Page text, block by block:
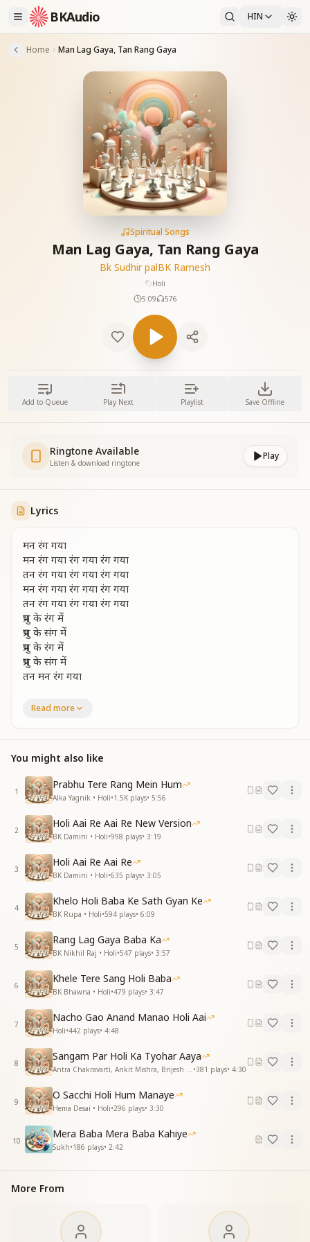
BKAudio HIN
Home Man Lag Gaya, Tan Rang Gaya
Spiritual Songs
Man Lag Gaya, Tan Rang Gaya
Bk Sudhir palBK Ramesh
Holi
5:09
576
Add to Queue Play Next Playlist Save Offline
Ringtone Available
Listen & download ringtone
Play
Lyrics
मन रंग गया
मन रंग गया रंग गया रंग गया
तन रंग गया रंग गया रंग गया
मन रंग गया रंग गया रंग गया
तन रंग गया रंग गया रंग गया
प्रभु के रंग में
प्रभु के संग में
प्रभु के रंग में
प्रभु के संग में
तन मन रंग गया
The mind has been colored, colored, colored.
The mind has been colored, colored, colored.
The body has been colored, colored, colored.
In the color of the Lord.
In the company of the Lord.
In the color of the Lord.
In the company of the Lord.
Both body and mind have been colored in God’s
divine remembrance.
होली रे होली बड़ी निराली
है मतवाली लाई खुशहाली
यही तो सच्ची सच्ची होली
यही तो सच्ची सच्ची होली
प्रभु के संग की है सच्ची होली
प्रभु के संग की है सच्ची होली
रंग गुलाल उड़े गुणों के
चलाए ज्ञान पिचकारी
मिटादे सारे शिकवे गिले
भुला दे बाते दुख कारी
रंग गुलाल उड़े गुणों के
चलाए ज्ञान पिचकारी
मिटादे सारे शिकवे गिले
भुला दे बाते दुख कारी
लगाके सबको स्नेह के रंग से दे उपहार
खुशियों से भरा भरा हो अपना ये संसार
होली रे होली बड़ी निराली
है मतवाली लाई खुशहाली
यही तो सच्ची सच्ची होली
यही तो सच्ची सच्ची होली
It is intoxicating with joy and brings true happiness.
This indeed is the true Holi.
Read more
You might also like
1
Prabhu Tere Rang Mein Hum
Alka Yagnik • Holi•1.5K plays• 5:56
2
Holi Aai Re Aai Re New Version
BK Damini • Holi•998 plays• 3:19
3
Holi Aai Re Aai Re
BK Damini • Holi•635 plays• 3:05
4
Khelo Holi Baba Ke Sath Gyan Ke
BK Rupa • Holi•594 plays• 6:09
5
Rang Lag Gaya Baba Ka
BK Nikhil Raj • Holi•547 plays• 3:57
6
Khele Tere Sang Holi Baba
BK Bhawna • Holi•479 plays• 3:47
7
Nacho Gao Anand Manao Holi Aai
Holi•442 plays• 4:48
8
Sangam Par Holi Ka Tyohar Aaya
•381 plays• 4:30
9
O Sacchi Holi Hum Manaye
Hema Desai • Holi•296 plays• 3:30
10
Mera Baba Mera Baba Kahiye
Sukh•186 plays• 2:42
More From